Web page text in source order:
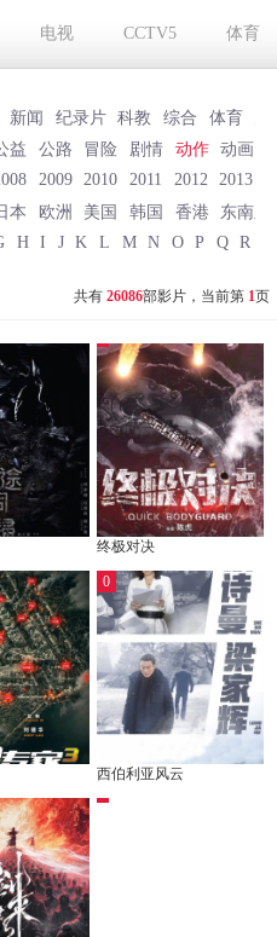
电视 CCTV5 体育
新闻 纪录片 科教 综合 体育
益 公路 冒险 剧情 动作 动画
2009 2010 2011 2012 2013
本 欧洲 美国 韩国 香港
东南亚
H I J K L M N O P Q R
共有 26086部影片，当前第 1页
终极对决
0
西伯利亚风云